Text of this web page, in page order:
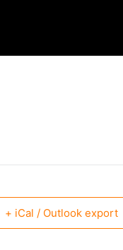
+ iCal / Outlook export